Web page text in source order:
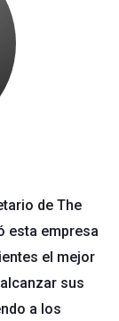
asumirlos?
gastos,
del negocio
estos costos
uno de estos
fundamental si
de The
esta empresa
el mejor
sus
a los